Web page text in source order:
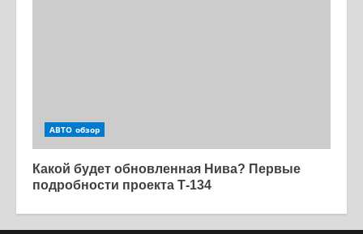
АВТО обзор
Какой будет обновленная Нива? Первые
подробности проекта Т-134